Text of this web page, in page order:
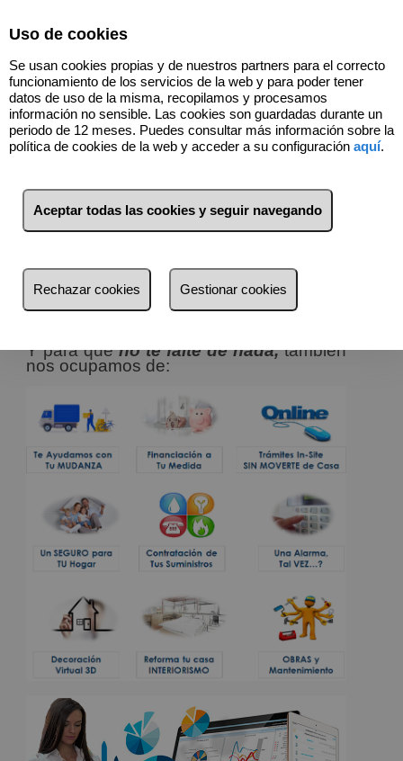
Todo esto y más... NOS
MOVEMOS CONTIGO
SERVICIOS A TU MEDIDA!!
Y para queno te falte de nada,también
nos ocupamos de:
Uso de cookies
Se usan cookies propias y de nuestros partners para el correcto
funcionamiento de los servicios de la web y para poder tener
datos de uso de la misma, recopilamos y procesamos
información no sensible. Las cookies son guardadas durante un
periodo de 12 meses. Puedes consultar más información sobre la
política de cookies de la web y acceder a su configuración aquí.
Aceptar todas las cookies y seguir navegando
Rechazar cookies Gestionar cookies